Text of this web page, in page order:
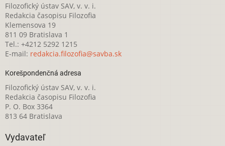
Filozofický ústav SAV, v. v. i.
Redakcia časopisu Filozofia
Klemensova 19
811 09 Bratislava 1
Tel.: +4212 5292 1215
E-mail: redakcia.filozofia@savba.sk
Korešpondenčná adresa
Filozofický ústav SAV, v. v. i.
Redakcia časopisu Filozofia
P. O. Box 3364
813 64 Bratislava
Vydavateľ